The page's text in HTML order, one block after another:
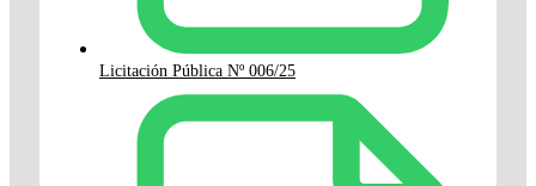
Licitación Pública Nº 006/25